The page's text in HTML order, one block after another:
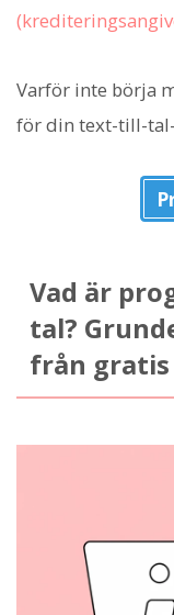
Varför inte börja
för din text-till-
Vad är
tal?
från